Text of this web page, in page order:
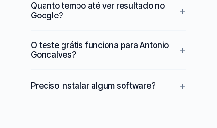
Quanto tempo até ver resultado no
Google?
O teste grátis funciona para Antonio
Goncalves?
Preciso instalar algum software?